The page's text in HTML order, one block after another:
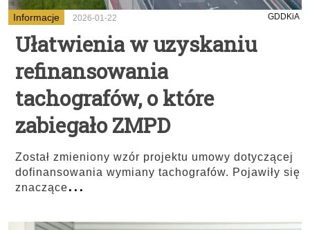
Informacje 2026-01-22 GDDKiA
Ułatwienia w uzyskaniu
refinansowania
tachografów, o które
zabiegało ZMPD
Został zmieniony wzór projektu umowy dotyczącej
dofinansowania wymiany tachografów. Pojawiły się
znaczące...